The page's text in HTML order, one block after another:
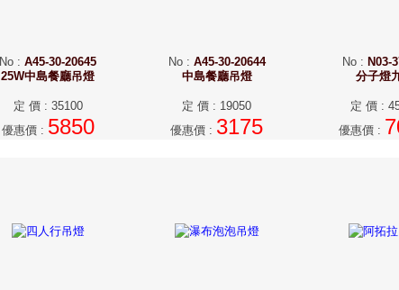
No : A45-30-20645
25W中島餐廳吊燈
定 價: 35100
優惠價: 5850
No: A45-30-20644
中島餐廳吊燈
定 價 : 19050
優惠價 : 3175
No: N03-
分子燈
定 價 :
優惠價 :